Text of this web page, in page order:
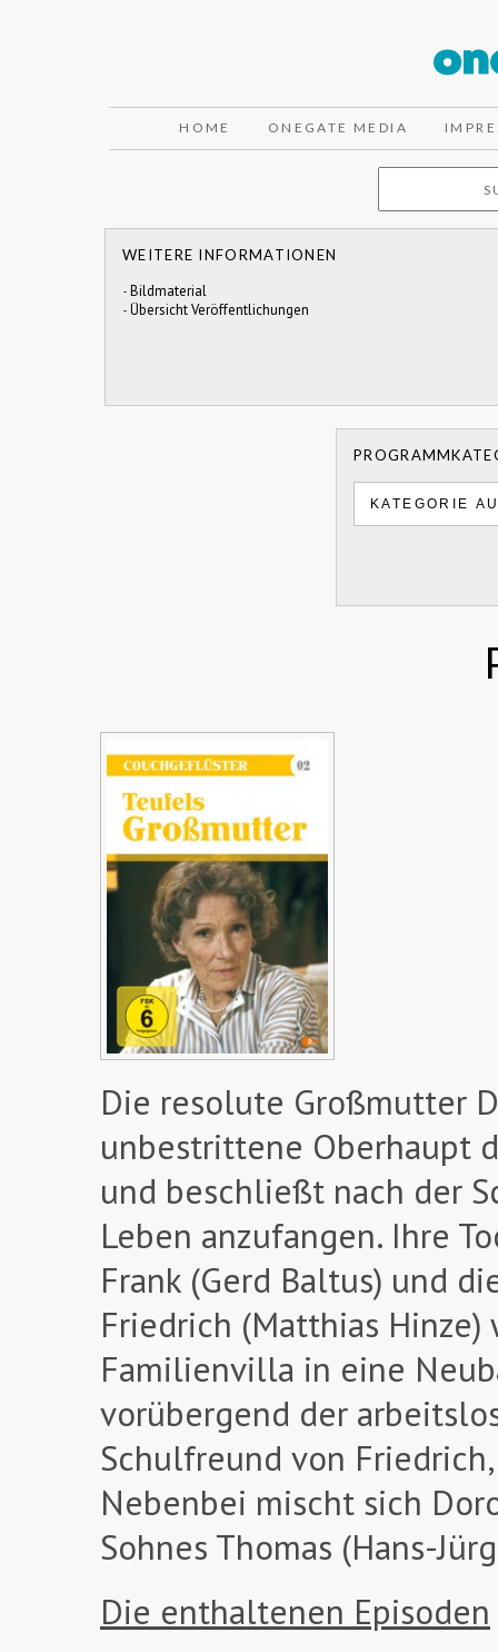
HOME ONEGATE MEDIA
WEITERE INFORMATIONEN
-Bildmaterial
-Übersicht Veröffentlichungen
Die resolute Großmutter
unbestrittene Oberhaupt
und beschließt nach der
Leben anzufangen. Ihre
Frank (Gerd Baltus) und
Friedrich (Matthias
Familienvilla in eine
vorübergend der
Schulfreund von
Nebenbei mischt sich
Sohnes Thomas (Hans-
Die enthaltenen Episoden